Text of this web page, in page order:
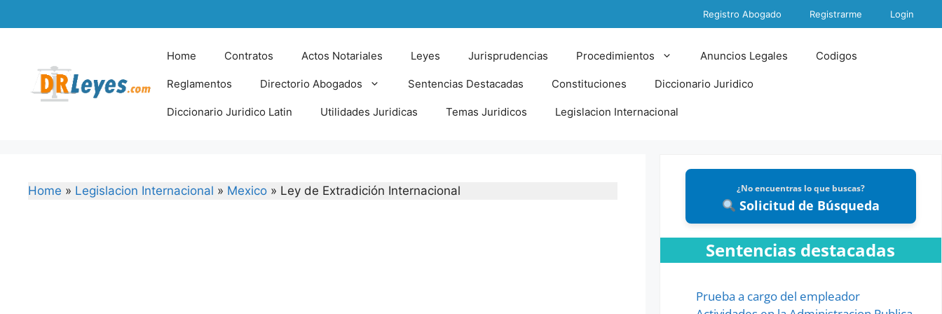
to
Registro Abogado Registrarme Login
Home Contratos Actos Notariales Leyes Jurisprudencias Procedimientos Anuncios Legales Codigos
Reglamentos Directorio Abogados Sentencias Destacadas Constituciones Diccionario Juridico
Diccionario Juridico Latin Utilidades Juridicas Temas Juridicos Legislacion Internacional
Home » Legislacion Internacional » Mexico » Ley de Extradición Internacional ¿No encuentras lo que buscas?
Solicitud de Búsqueda
Sentencias destacadas
Prueba a cargo del empleador